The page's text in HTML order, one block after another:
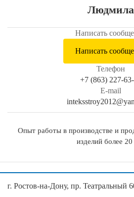
Людмила
Написать
Написать
Телефон
+7 (863) 227-
E-mail
Опыт работы в производстве и
изделий более 20
г. Ростов-на-Дону, пр. Театральный